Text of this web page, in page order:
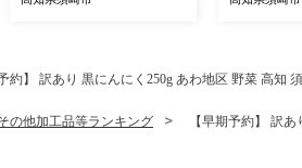
約】 訳あり 黒にんにく250g あわ地区 野菜 高知
の他加工品等ランキング 【早期予約】 訳